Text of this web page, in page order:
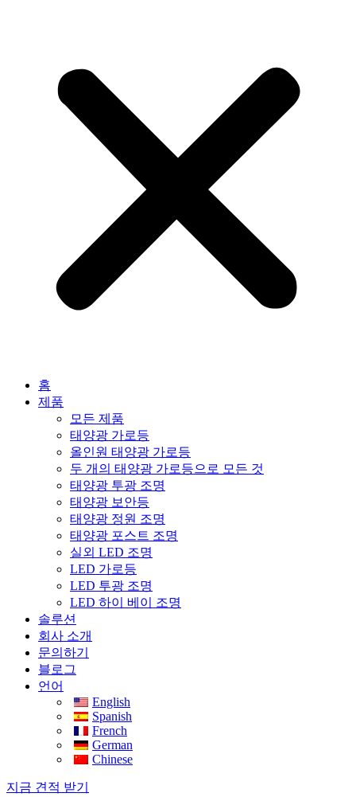
홈
제품
모든 제품
태양광 가로등
올인원 태양광 가로등
두 개의 태양광 가로등으로 모든 것
태양광 투광 조명
태양광 보안등
태양광 정원 조명
태양광 포스트 조명
실외 LED 조명
LED 가로등
LED 투광 조명
LED 하이 베이 조명
솔루션
회사 소개
문의하기
블로그
언어
English
Spanish
French
German
Chinese
지금 견적 받기